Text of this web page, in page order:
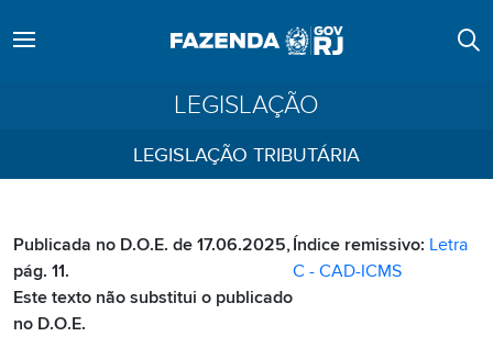
LEGISLAÇÃO
LEGISLAÇÃO TRIBUTÁRIA
Publicada no D.O.E. de 17.06.2025,
pág. 11.
Este texto não substitui o publicado
no D.O.E.
Índice remissivo: Letra
C - CAD-ICMS